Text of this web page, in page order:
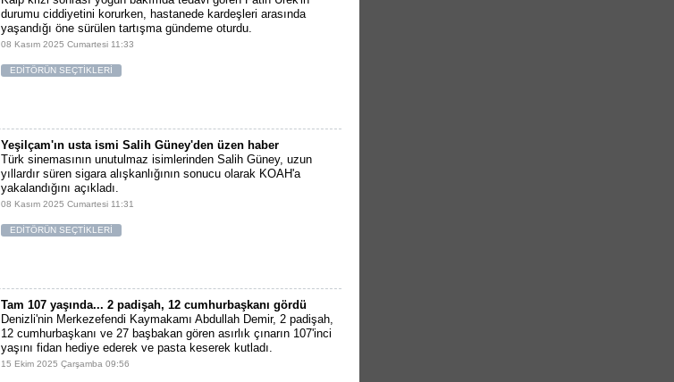
durumu ciddiyetini korurken, hastanede kardeşleri arasında
yaşandığı öne sürülen tartışma gündeme oturdu.
08 Kasım 2025 Cumartesi 11:33
EDİTÖRÜN SEÇTİKLERİ
Yeşilçam'ın usta ismi Salih Güney'den üzen haber
Türk sinemasının unutulmaz isimlerinden Salih Güney, uzun
yıllardır süren sigara alışkanlığının sonucu olarak KOAH'a
yakalandığını açıkladı.
08 Kasım 2025 Cumartesi 11:31
EDİTÖRÜN SEÇTİKLERİ
Tam 107 yaşında... 2 padişah, 12 cumhurbaşkanı gördü
Denizli'nin Merkezefendi Kaymakamı Abdullah Demir, 2 padişah,
12 cumhurbaşkanı ve 27 başbakan gören asırlık çınarın 107'inci
yaşını fidan hediye ederek ve pasta keserek kutladı.
15 Ekim 2025 Çarşamba 09:56